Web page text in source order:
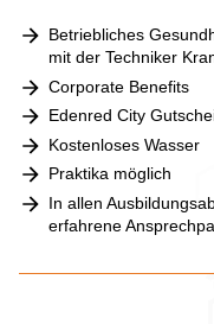
Betriebliches
mit der Techniker
Corporate Benefits
Edenred City
Kostenloses Wasser
Praktika möglich
In allen
erfahrene